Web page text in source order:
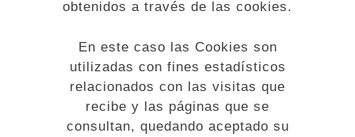
obtenidos a través de las cookies.
En este caso las Cookies son
utilizadas con fines estadísticos
relacionados con las visitas que
recibe y las páginas que se
consultan, quedando aceptado su